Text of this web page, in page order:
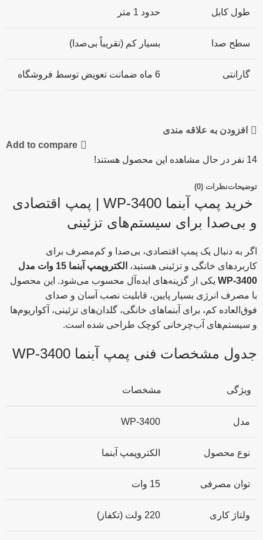
طول کابل حدود 1 متر
سطح صدا بسیار کم (تقریباً بی‌صدا)
گارانتی 6 ماه ضمانت تعویض توسط فروشگاه
افزودن به علاقه مندی
Add to compare
14 نفر در حال مشاهده این محصول هستند!
توضیحاتنظرات (0)
خرید پمپ آبنما WP-3400 | پمپ اقتصادی
و بی‌صدا برای سیستم‌های تزئینی
اگر به دنبال یک پمپ اقتصادی، بی‌صدا و کم‌مصرف برای
کاربردهای خانگی و تزئینی هستید،
الکتروپمپ آبنما 15 وات مدل
WP-3400 یکی از گزینه‌های ایده‌آل محسوب می‌شود. این محصول
با مصرف انرژی بسیار پایین، قابلیت نصب آسان و صدای
فوق‌العاده کم، برای آبنماهای خانگی، گلدان‌های تزئینی، آکواریوم‌ها
و سیستم‌های آب‌چرخانی کوچک طراحی شده است.
جدول مشخصات فنی پمپ آبنما WP-3400
ویژگی مشخصات
مدل WP-3400
نوع محصول الکتروپمپ آبنما
توان مصرفی 15 وات
ولتاژ کاری 220 ولت (تکفاز)